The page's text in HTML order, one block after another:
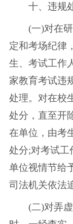
十、违规
(一)对在研
定和考场纪律
生、考试工作
家教育考试违
处理。对在校
处分，直至开
在单位，由考
处分;对考试工
单位视情节给
司法机关依法
(二)对弄虚